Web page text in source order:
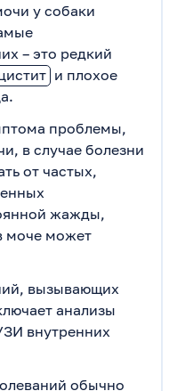
у собаки
– это редкий
и плохое
проблемы,
в случае болезни
от частых,
жажды,
моче может
вызывающих
анализы
внутренних
обычно